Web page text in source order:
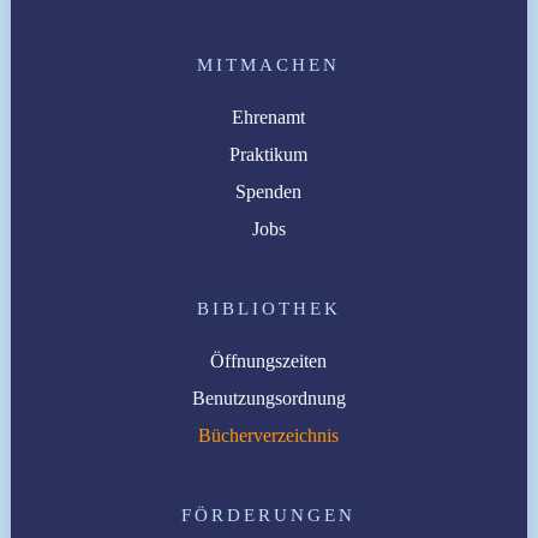
MITMACHEN
Ehrenamt
Praktikum
Spenden
Jobs
BIBLIOTHEK
Öffnungszeiten
Benutzungsordnung
Bücherverzeichnis
FÖRDERUNGEN